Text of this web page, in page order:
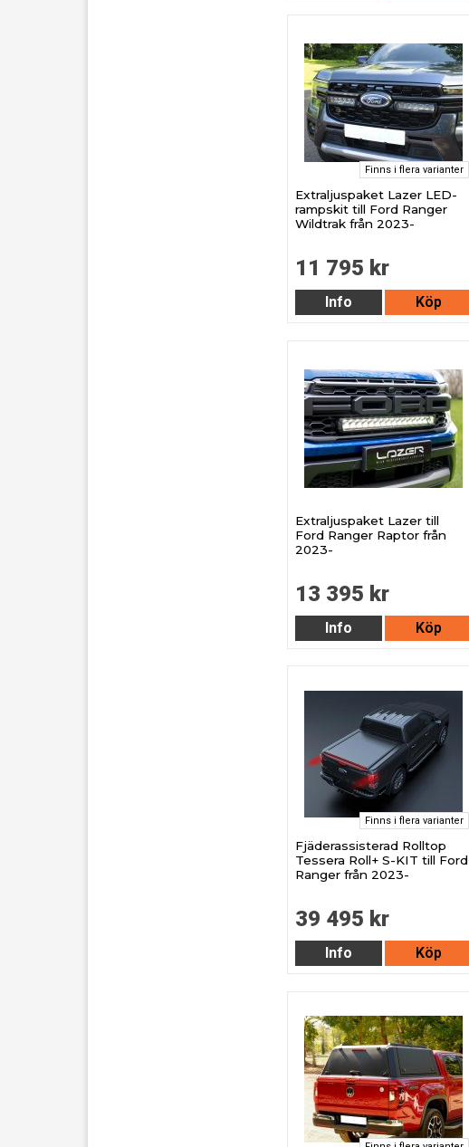
Finns i flera varianter
Extraljuspaket Lazer LED-
rampskit till Ford Ranger
Wildtrak från 2023-
11 795 kr
Info Köp
Extraljuspaket Lazer till
Ford Ranger Raptor från
2023-
13 395 kr
Info Köp
Finns i flera varianter
Fjäderassisterad Rolltop
Tessera Roll+ S-KIT till Ford
Ranger från 2023-
39 495 kr
Info Köp